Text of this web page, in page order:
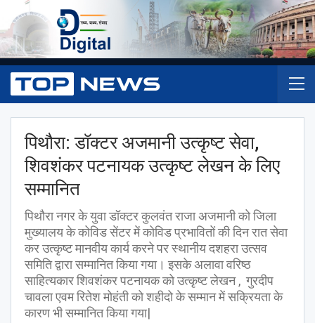
पिथौरा: डॉक्टर अजमानी उत्कृष्ट सेवा,
शिवशंकर पटनायक उत्कृष्ट लेखन के लिए
सम्मानित
पिथौरा नगर के युवा डॉक्टर कुलवंत राजा अजमानी को जिला
मुख्यालय के कोविड सेंटर में कोविड प्रभावितों की दिन रात सेवा
कर उत्कृष्ट मानवीय कार्य करने पर स्थानीय दशहरा उत्सव
समिति द्वारा सम्मानित किया गया। इसके अलावा वरिष्ठ
साहित्यकार शिवशंकर पटनायक को उत्कृष्ट लेखन , गुरदीप
चावला एवम रितेश मोहंती को शहीदो के सम्मान में सक्रियता के
कारण भी सम्मानित किया गया|